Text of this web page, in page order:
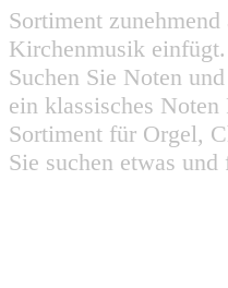
Sortiment
Kirchenmusik
Suchen Sie Noten
ein klassisches
Sortiment für Orgel,
Sie suchen etwas